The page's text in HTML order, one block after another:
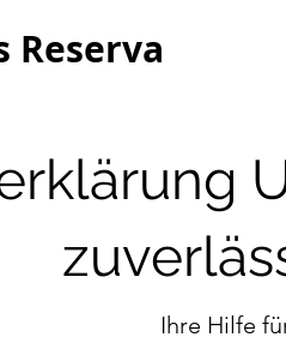
Reserva
Ihre Hilfe